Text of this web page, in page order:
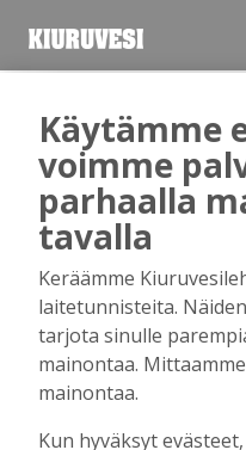
Tilaa
tai
Sähköposti
Käytämme
voimme
parhaalla
tavalla
Keräämme
laitetunnisteita.
tarjota sinulle
mainontaa.
mainontaa.
Kun hyväksyt evästeet,